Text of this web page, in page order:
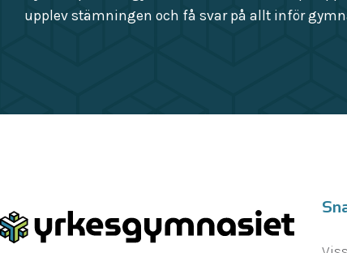
upplev stämningen och få svar på allt inför